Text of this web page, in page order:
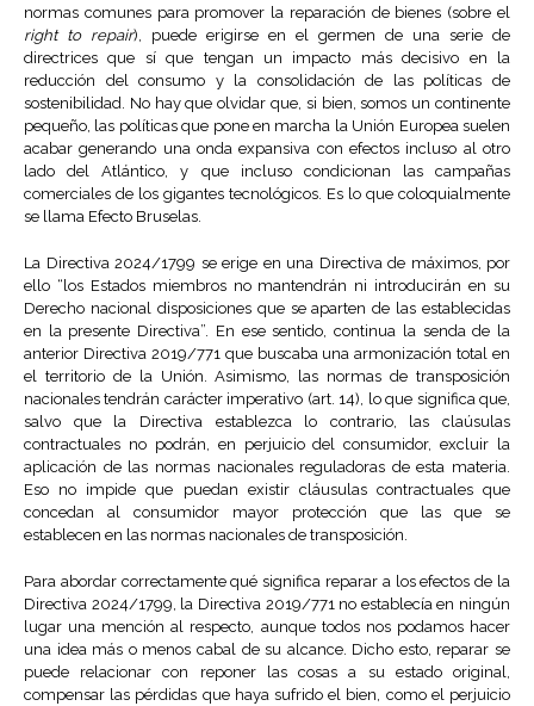
normas comunes para promover la reparación de bienes (sobre el
right to repair), puede erigirse en el germen de una serie de
directrices que sí que tengan un impacto más decisivo en la
reducción del consumo y la consolidación de las políticas de
sostenibilidad. No hay que olvidar que, si bien, somos un continente
pequeño, las políticas que pone en marcha la Unión Europea suelen
acabar generando una onda expansiva con efectos incluso al otro
lado del Atlántico, y que incluso condicionan las campañas
comerciales de los gigantes tecnológicos. Es lo que coloquialmente
se llama Efecto Bruselas.
La Directiva 2024/1799 se erige en una Directiva de máximos, por
ello “los Estados miembros no mantendrán ni introducirán en su
Derecho nacional disposiciones que se aparten de las establecidas
en la presente Directiva”. En ese sentido, continua la senda de la
anterior Directiva 2019/771 que buscaba una armonización total en
el territorio de la Unión. Asimismo, las normas de transposición
nacionales tendrán carácter imperativo (art. 14), lo que significa que,
salvo que la Directiva establezca lo contrario, las claúsulas
contractuales no podrán, en perjuicio del consumidor, excluir la
aplicación de las normas nacionales reguladoras de esta materia.
Eso no impide que puedan existir cláusulas contractuales que
concedan al consumidor mayor protección que las que se
establecen en las normas nacionales de transposición.
Para abordar correctamente qué significa reparar a los efectos de la
Directiva 2024/1799, la Directiva 2019/771 no establecía en ningún
lugar una mención al respecto, aunque todos nos podamos hacer
una idea más o menos cabal de su alcance. Dicho esto, reparar se
puede relacionar con reponer las cosas a su estado original,
compensar las pérdidas que haya sufrido el bien, como el perjuicio